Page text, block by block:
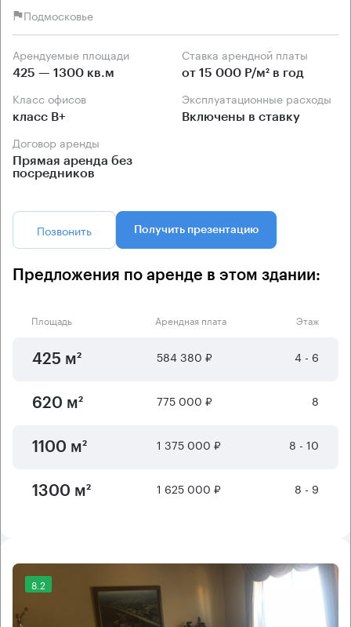
Подмосковье
Арендуемые площади
425 — 1300 кв.м
Ставка арендной платы
от 15 000 Р/м² в год
Класс офисов
класс B+
Эксплуатационные расходы
Включены в ставку
Договор аренды
Прямая аренда без
посредников
Позвонить Получить презентацию
Предложения по аренде в этом здании:
Площадь Арендная плата Этаж
425 м² 584 380 ₽ 4 - 6
620 м² 775 000 ₽ 8
1100 м² 1 375 000 ₽ 8 - 10
1300 м² 1 625 000 ₽ 8 - 9
8.2